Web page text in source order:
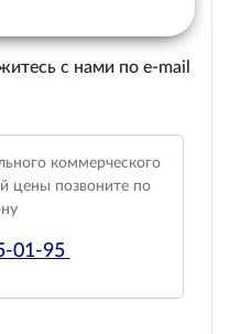
с нами по e-mail
коммерческого
цены позвоните по
01-95